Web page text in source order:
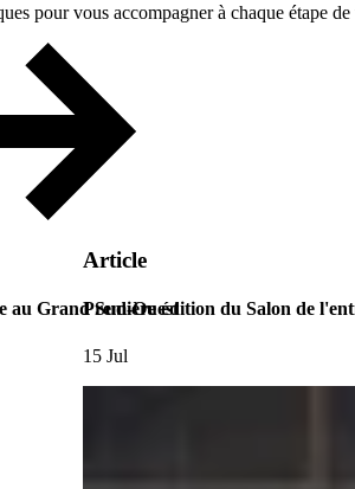
pour vous accompagner à chaque étape
au Grand Sud-Ouest
Article
Première édition du Salon de
15 Jul